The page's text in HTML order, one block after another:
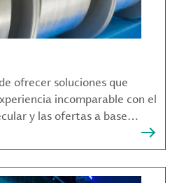
ofrecer soluciones que
incomparable con el
y las ofertas a base
muchos de los desafíos más
clientes.